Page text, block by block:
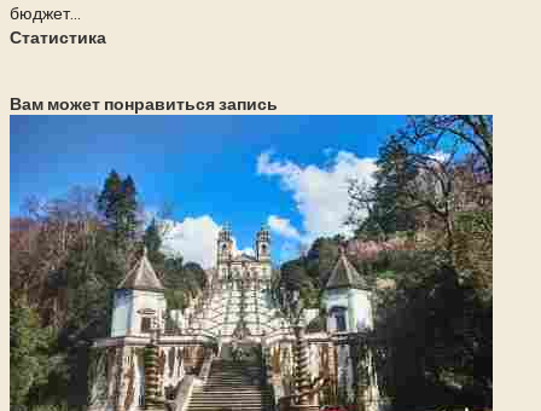
бюджет...
Статистика
Вам может понравиться запись